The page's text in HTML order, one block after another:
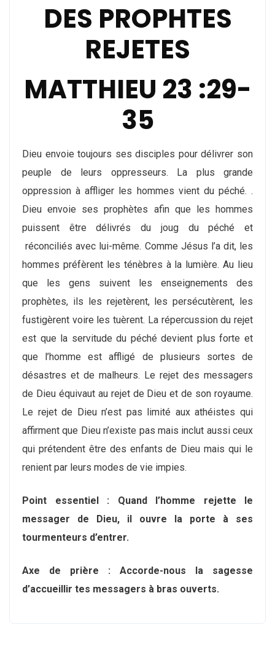
DES PROPHTES
REJETES
MATTHIEU 23 :29-
35
Dieu envoie toujours ses disciples pour délivrer son
peuple de leurs oppresseurs. La plus grande
oppression à affliger les hommes vient du péché. .
Dieu envoie ses prophètes afin que les hommes
puissent être délivrés du joug du péché et
réconciliés avec lui-même. Comme Jésus l’a dit, les
hommes préfèrent les ténèbres à la lumière. Au lieu
que les gens suivent les enseignements des
prophètes, ils les rejetèrent, les persécutèrent, les
fustigèrent voire les tuèrent. La répercussion du rejet
est que la servitude du péché devient plus forte et
que l’homme est affligé de plusieurs sortes de
désastres et de malheurs. Le rejet des messagers
de Dieu équivaut au rejet de Dieu et de son royaume.
Le rejet de Dieu n’est pas limité aux athéistes qui
affirment que Dieu n’existe pas mais inclut aussi ceux
qui prétendent être des enfants de Dieu mais qui le
renient par leurs modes de vie impies.
Point essentiel : Quand l’homme rejette le
messager de Dieu, il ouvre la porte à ses
tourmenteurs d’entrer.
Axe de prière : Accorde-nous la sagesse
d’accueillir tes messagers à bras ouverts.